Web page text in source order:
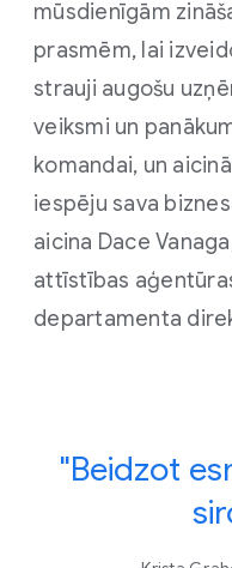
mūsdienīgām
prasmēm, lai
strauji augošu
veiksmi un
komandai, un
iespēju sava
aicina Dace
attīstības
departamenta
"Beidzot